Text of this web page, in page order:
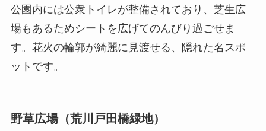
公園内には公衆トイレが整備されており、芝生広
場もあるためシートを広げてのんびり過ごせま
す。花火の輪郭が綺麗に見渡せる、隠れた名スポ
ットです。
野草広場（荒川戸田橋緑地）